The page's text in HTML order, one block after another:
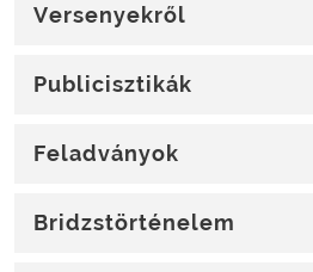
Versenyekről
Publicisztikák
Feladványok
Bridzstörténelem